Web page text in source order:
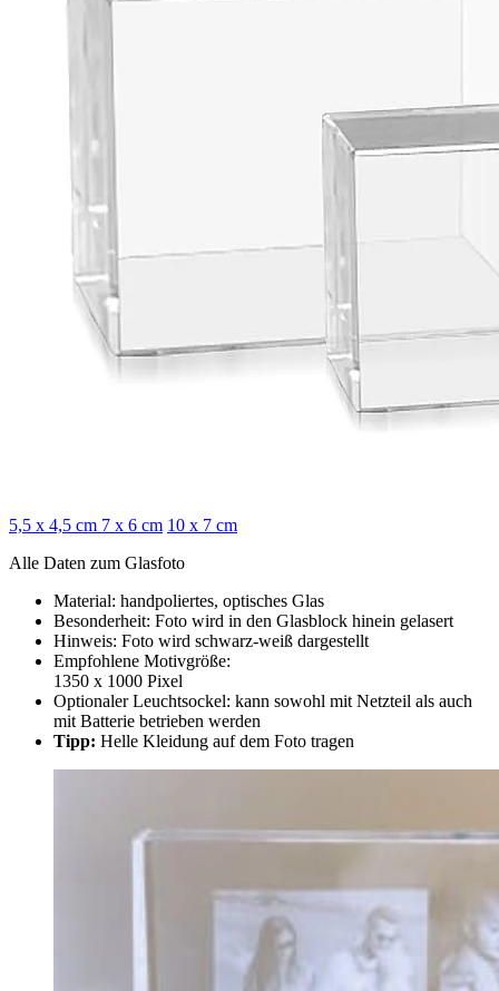
5,5 x 4,5 cm 7 x 6 cm 10 x 7 cm
Alle Daten zum Glasfoto
Material: handpoliertes, optisches Glas
Besonderheit: Foto wird in den Glasblock hinein gelasert
Hinweis: Foto wird schwarz-weiß dargestellt
Empfohlene Motivgröße:
1350 x 1000 Pixel
Optionaler Leuchtsockel: kann sowohl mit Netzteil als auch
mit Batterie betrieben werden
Tipp: Helle Kleidung auf dem Foto tragen